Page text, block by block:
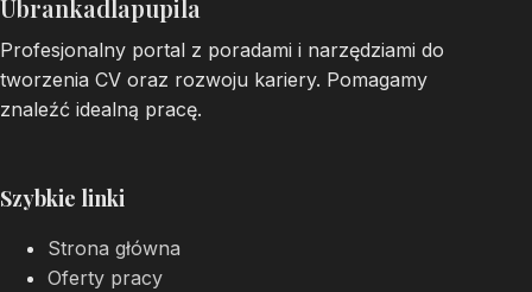
Ubrankadlapupila
Profesjonalny portal z poradami i narzędziami do
tworzenia CV oraz rozwoju kariery. Pomagamy
znaleźć idealną pracę.
Szybkie linki
Strona główna
Oferty pracy